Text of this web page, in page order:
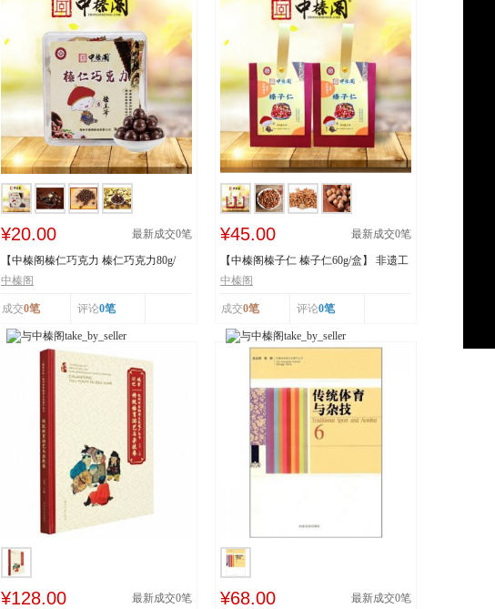
¥20.00 最新成交0笔
【中榛阁榛仁巧克力 榛仁巧克力80g/
罐】 非遗工艺 ...
中榛阁
成交0笔 评论0笔
¥45.00 最新成交0笔
【中榛阁榛子仁 榛子仁60g/盒】 非遗工
艺 榛香浓郁
中榛阁
成交0笔 评论0笔
¥128.00 最新成交0笔 ¥68.00 最新成交0笔